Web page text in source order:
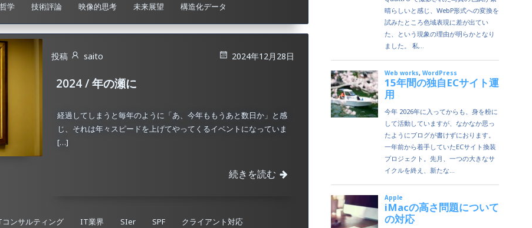
学 技術評論 映像的思考 未来展望 構造化データ
投稿 saito 2024年12月28日
2024 / 年の瀬に
経過してしまうと毎年のように「あ、今年ももうあと数日か」と感
じ、それは年々スピードを上げてやってくるイベントになっていま
[…]
続きを読む
ンサルティング IT業界 SIer SPF
クライアント対応